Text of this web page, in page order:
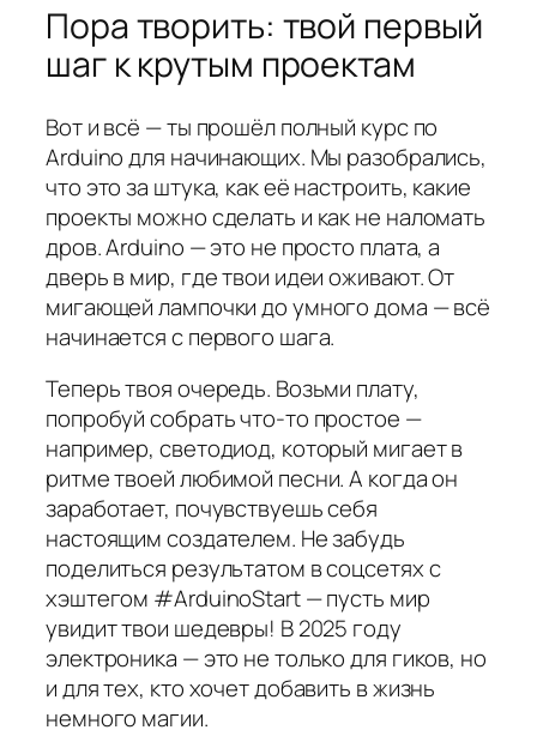
Пора творить: твой первый
шаг к крутым проектам
Вот и всё — ты прошёл полный курс по
Arduino для начинающих. Мы разобрались,
что это за штука, как её настроить, какие
проекты можно сделать и как не наломать
дров. Arduino — это не просто плата, а
дверь в мир, где твои идеи оживают. От
мигающей лампочки до умного дома — всё
начинается с первого шага.
Теперь твоя очередь. Возьми плату,
попробуй собрать что-то простое —
например, светодиод, который мигает в
ритме твоей любимой песни. А когда он
заработает, почувствуешь себя
настоящим создателем. Не забудь
поделиться результатом в соцсетях с
хэштегом #ArduinoStart — пусть мир
увидит твои шедевры! В 2025 году
электроника — это не только для гиков, но
и для тех, кто хочет добавить в жизнь
немного магии.